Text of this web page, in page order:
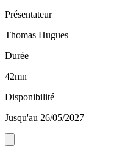
Présentateur
Thomas Hugues
Durée
42mn
Disponibilité
Jusqu'au 26/05/2027